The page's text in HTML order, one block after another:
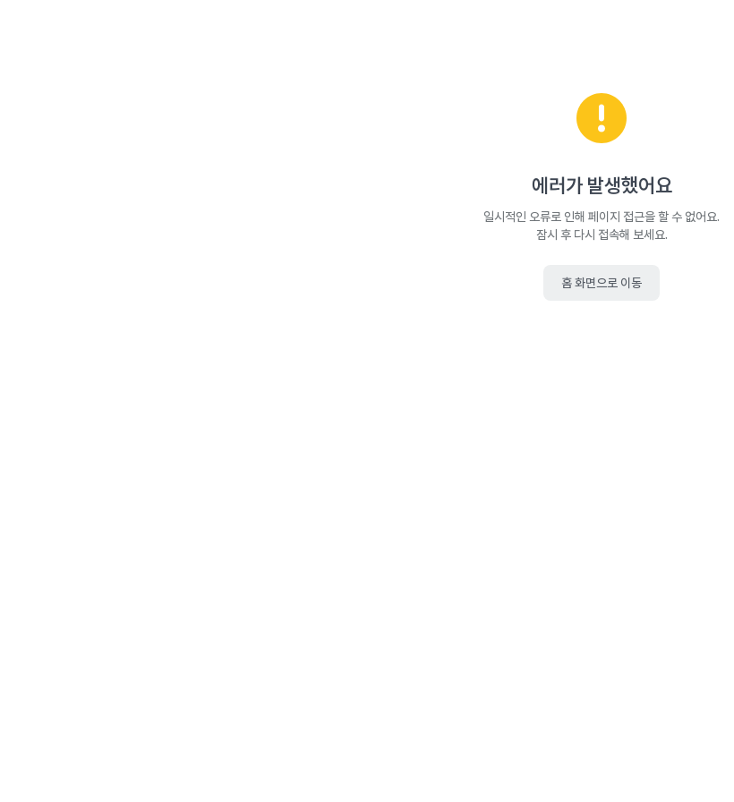
에러가 발생했어요
일시적인 오류로 인해 페이지 접근을 할 수 없어요.
잠시 후 다시 접속해 보세요.
홈 화면으로 이동